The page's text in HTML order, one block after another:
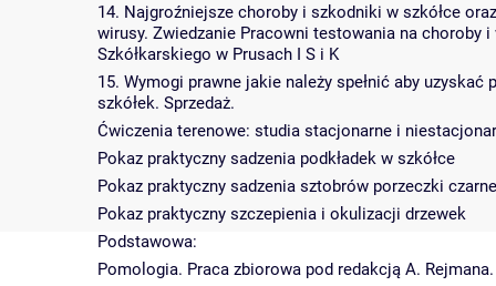
14. Najgroźniejsze choroby i szkodniki w szkółce
wirusy. Zwiedzanie Pracowni testowania na choroby
Szkółkarskiego w Prusach I S i K
15. Wymogi prawne jakie należy spełnić aby
szkółek. Sprzedaż.
Ćwiczenia terenowe: studia stacjonarne i
Pokaz praktyczny sadzenia podkładek w szkółce
Pokaz praktyczny sadzenia sztobrów porzeczki
Pokaz praktyczny szczepienia i okulizacji drzewek
Podstawowa:
Pomologia. Praca zbiorowa pod redakcją A. Rejmana.